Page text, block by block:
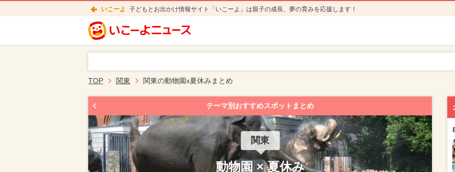
いこーよ 子どもとお出かけ情報サイト「いこーよ」は親子の成長、夢の育みを応援します！
TOP 関東 関東の動物園x夏休みまとめ
テーマ別おすすめスポットまとめ
関東
動物園 × 夏休み